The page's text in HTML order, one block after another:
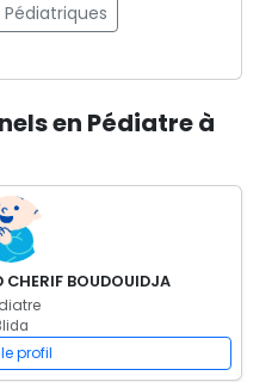
en Pédiatre à
BOUDOUIDJA
profil